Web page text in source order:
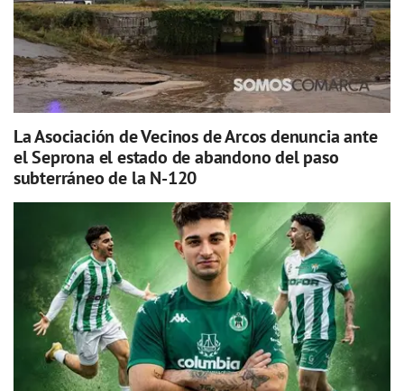
La Asociación de Vecinos de Arcos denuncia ante
el Seprona el estado de abandono del paso
subterráneo de la N-120